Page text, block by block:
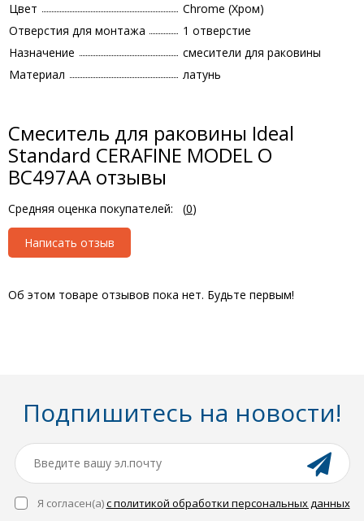
Цвет
Chrome (Хром)
Отверстия для монтажа
1 отверстие
Назначение
смесители для раковины
Материал
латунь
Смеситель для раковины Ideal
Standard CERAFINE MODEL O
BC497AA отзывы
Средняя оценка покупателей: (0)
Написать отзыв
Об этом товаре отзывов пока нет. Будьте первым!
Подпишитесь на новости!
Я согласен(a)с политикой обработки персональных данных